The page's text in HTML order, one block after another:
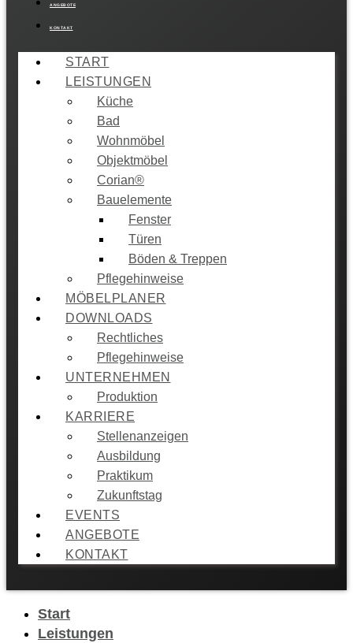
ANGEBOTE
KONTAKT
START
LEISTUNGEN
Küche
Bad
Wohnmöbel
Objektmöbel
Corian®
Bauelemente
Fenster
Türen
Böden & Treppen
Pflegehinweise
MÖBELPLANER
DOWNLOADS
Rechtliches
Pflegehinweise
UNTERNEHMEN
Produktion
KARRIERE
Stellenanzeigen
Ausbildung
Praktikum
Zukunftstag
EVENTS
ANGEBOTE
KONTAKT
Start
Leistungen